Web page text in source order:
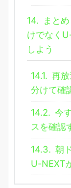
14.
まと
けでなく
しよう
14.1. 再
分けて確
14.2. 今
スを確認
14.3. 朝
U-NEXT